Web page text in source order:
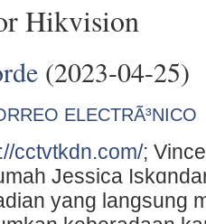
Hikvision
(2023-04-25)
ELECTRÃ³NICO
cctvtkdn.com/;
Jesѕica
yang langsung